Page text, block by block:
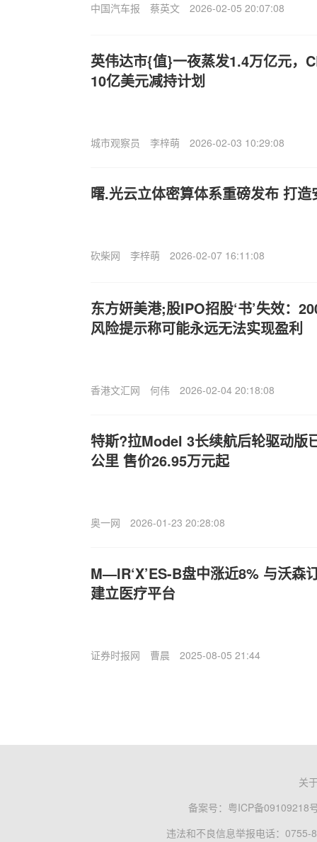
中国汽车报 蔡英文 2026-02-05 20:07:08
英伟达市{值}一夜蒸发1.4万亿元，
10亿美元减持计划
城市观察员 李梓萌 2026-02-03 10:29:08
曙.光云立体密算体系重磅发布 打
砍柴网 李梓萌 2026-02-07 16:11:08
东方妍美港;股IPO招股‘书’失效：
风险提示称可能永远无法实现盈利
香港文汇网 何伟 2026-02-04 20:18:08
特斯?拉Model 3长续航后轮驱动版
公里 售价26.95万元起
奥一网 2026-01-23 20:28:08
M—IR‘X’ES-B盘中涨近8% 与沃森
建立医疗平台
证券时报网 曹晨 2025-08-05 21:44
关
备案号： 粤ICP备09109218
违法和不良信息举报电话：0755-